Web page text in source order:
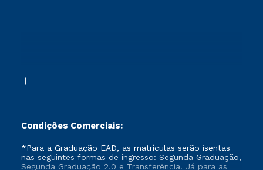
Formação Pedagógica - R2
Condições Comerciais:
*Para a Graduação EAD, as matrículas serão isentas
nas seguintes formas de ingresso: Segunda Graduação,
Segunda Graduação 2.0 e Transferência. Já para as